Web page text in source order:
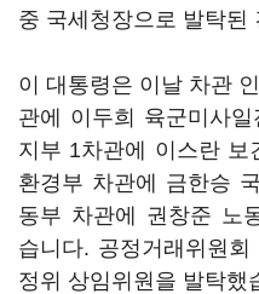
중 국세청장으로 발탁된
이 대통령은 이날 차관
관에 이두희 육군미사
지부 1차관에 이스란 보
환경부 차관에 금한승
동부 차관에 권창준 노
습니다. 공정거래위원
정위 상임위원을 발탁했